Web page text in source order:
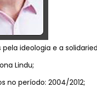
pela ideologia e a
Lindu;
no período: 2004/2012;